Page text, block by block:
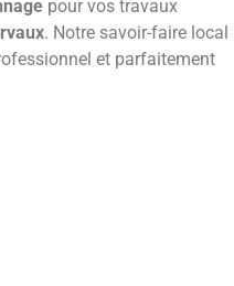
pour vos travaux
. Notre savoir-faire local
et parfaitement